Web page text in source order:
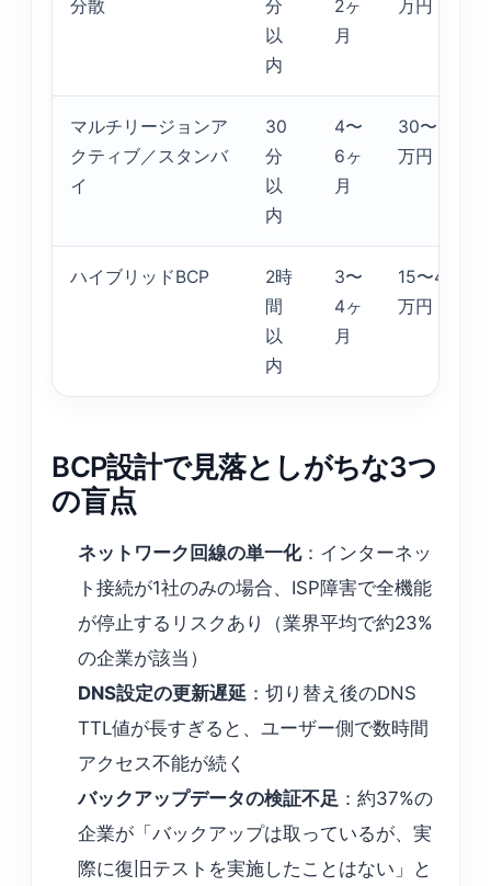
分散
分
以
内
2ヶ
月
万円
マルチリージョンア
クティブ／スタンバ
イ
30
分
以
内
4〜
6ヶ
月
30〜80
万円
ハイブリッドBCP
2時
間
以
内
3〜
4ヶ
月
15〜40
万円
BCP設計で見落としがちな3つ
の盲点
ネットワーク回線の単一化：インターネッ
ト接続が1社のみの場合、ISP障害で全機能
が停止するリスクあり（業界平均で約23%
の企業が該当）
DNS設定の更新遅延 ：切り替え後のDNS
TTL値が長すぎると、ユーザー側で数時間
アクセス不能が続く
バックアップデータの検証不足 ：約37%の
企業が「バックアップは取っているが、実
際に復旧テストを実施したことはない」と